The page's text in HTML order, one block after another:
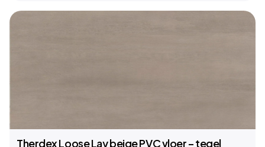
Therdex Loose Lay beige PVC vloer – tegel